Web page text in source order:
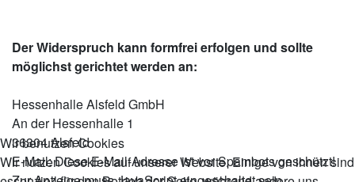
Der Widerspruch kann formfrei erfolgen und sollte
möglichst gerichtet werden an:
Hessenhalle Alsfeld GmbH
An der Hessenhalle 1
36304 Alsfeld
E-Mail:Diese E-Mail-Adresse ist vor Spambots geschützt!
Wir benutzen Cookies
Wir nutzen Cookies auf unserer Website. Einige von ihnen sind